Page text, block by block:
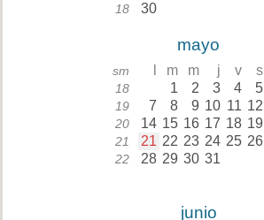
18 30
mayo
sm m m j v s
18 1 2 3 4 5
19 7 8 9 10 11 12
20 14 15 16 17 18 19
21 21 22 23 24 25 26
22 28 29 30 31
junio